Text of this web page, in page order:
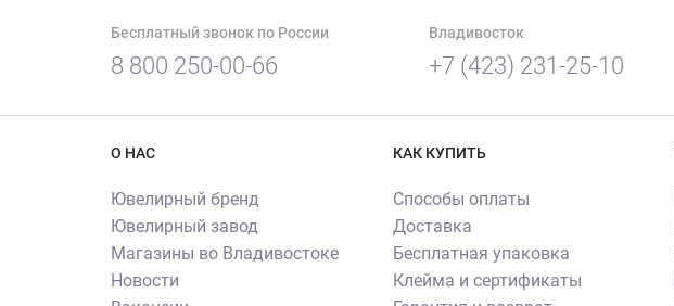
Бесплатный звонок по России
8 800 250-00-66
Владивосток
+7 (423) 231-25-10
О НАС
Ювелирный бренд
Ювелирный завод
Магазины во Владивостоке
Новости
КАК КУПИТЬ
Способы оплаты
Доставка
Бесплатная упаковка
Клейма и сертификаты